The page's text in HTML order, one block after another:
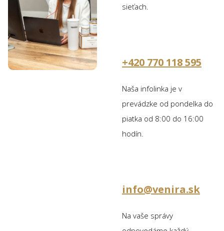
sieťach.
+420 770 118 595
Naša infolinka je v
prevádzke od pondelka do
piatka od 8:00 do 16:00
hodín.
info@venira.sk
Na vaše správy